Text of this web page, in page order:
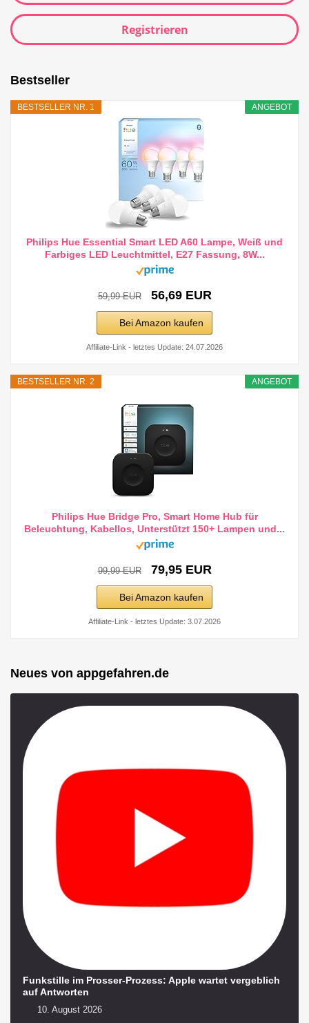
Registrieren
Bestseller
ANGEBOT
BESTSELLER NR. 1
Philips Hue Essential Smart LED A60 Lampe, Weiß und
Farbiges LED Leuchtmittel, E27 Fassung, 8W...
59,99 EUR 56,69 EUR
Bei Amazon kaufen
Affiliate-Link - letztes Update: 24.07.2026
ANGEBOT
BESTSELLER NR. 2
Philips Hue Bridge Pro, Smart Home Hub für
Beleuchtung, Kabellos, Unterstützt 150+ Lampen und...
99,99 EUR 79,95 EUR
Bei Amazon kaufen
Affiliate-Link - letztes Update: 3.07.2026
Neues von appgefahren.de
Funkstille im Prosser-Prozess: Apple wartet vergeblich
auf Antworten
10. August 2026